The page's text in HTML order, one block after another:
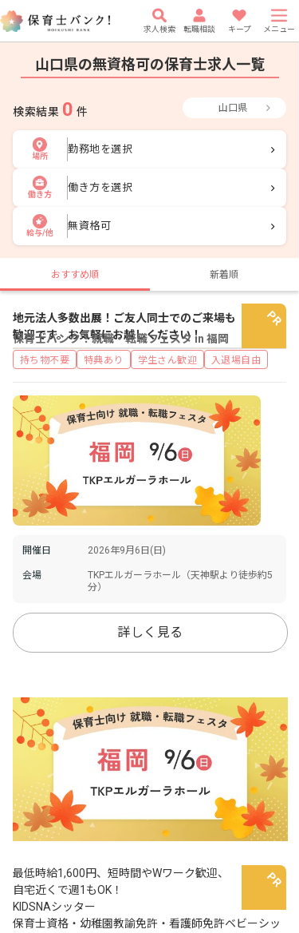
求人検索 転職相談 キープ メニュー
山口県の無資格可の保育士求人一覧
検索結果 0 件 山口県
場所
勤務地を選択
働き方
働き方を選択
給与/他
無資格可
おすすめ順 新着順
保育士バンク！就職・転職フェスタ in 福岡
地元法人多数出展！ご友人同士でのご来場も
歓迎です。お気軽にお越しください！
持ち物不要 特典あり 学生さん歓迎 入退場自由
開催日 2026年9月6日(日)
会場
TKPエルガーラホール（天神駅より徒歩約5
分）
詳しく見る
最低時給1,600円、短時間やWワーク歓迎、
自宅近くで週1もOK！
KIDSNAシッター
保育士資格・幼稚園教諭免許・看護師免許ベビーシッ